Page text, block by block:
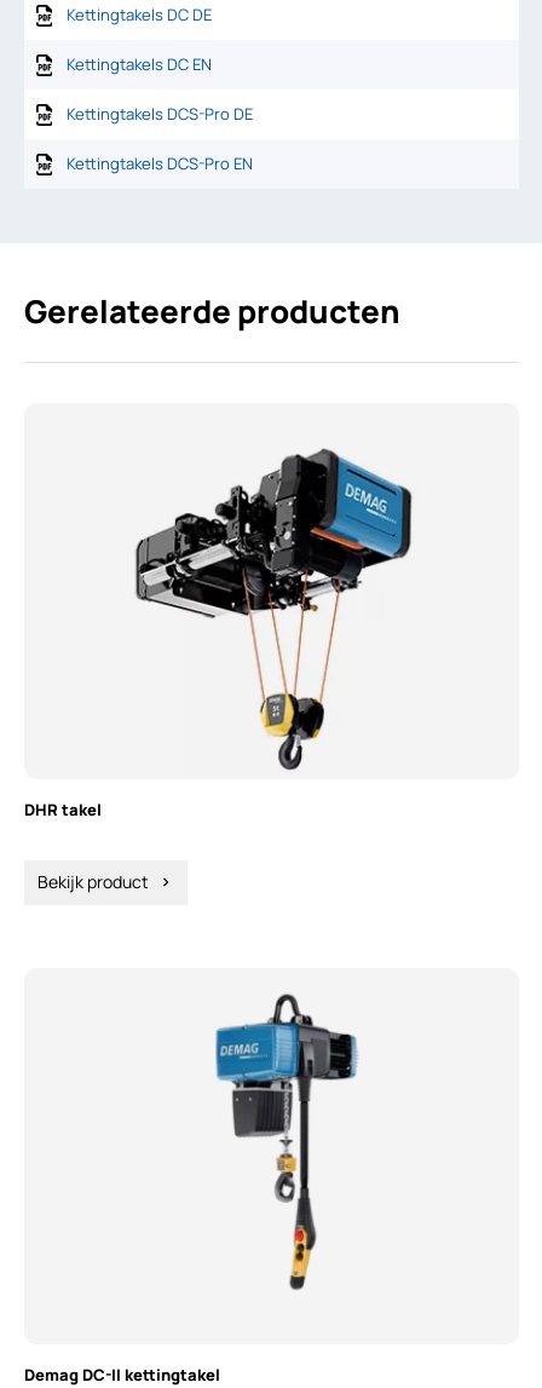
Kettingtakels DC DE
Kettingtakels DC EN
Kettingtakels DCS-Pro DE
Kettingtakels DCS-Pro EN
Gerelateerde producten
DHR takel
Bekijk product chevron_right
Demag DC-II kettingtakel